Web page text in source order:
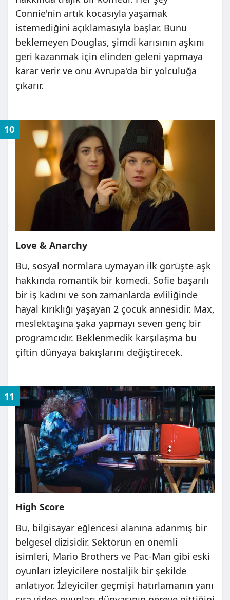
Connie'nin artık kocasıyla yaşamak
istemediğini açıklamasıyla başlar. Bunu
beklemeyen Douglas, şimdi karısının aşkını
geri kazanmak için elinden geleni yapmaya
karar verir ve onu Avrupa'da bir yolculuğa
çıkarır.
10
Love & Anarchy
Bu, sosyal normlara uymayan ilk görüşte aşk
hakkında romantik bir komedi. Sofie başarılı
bir iş kadını ve son zamanlarda evliliğinde
hayal kırıklığı yaşayan 2 çocuk annesidir. Max,
meslektaşına şaka yapmayı seven genç bir
programcıdır. Beklenmedik karşılaşma bu
çiftin dünyaya bakışlarını değiştirecek.
11
High Score
Bu, bilgisayar eğlencesi alanına adanmış bir
belgesel dizisidir. Sektörün en önemli
isimleri, Mario Brothers ve Pac-Man gibi eski
oyunları izleyicilere nostaljik bir şekilde
anlatıyor. İzleyiciler geçmişi hatırlamanın yanı